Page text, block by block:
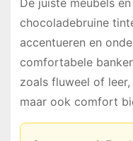
chocoladebruine
accentueren en
comfortabele
zoals fluweel of
maar ook comfort